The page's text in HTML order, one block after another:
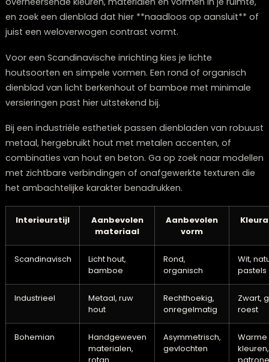
kleinere dienbladen of als onverwacht detail. Deze
als een ideaal blikvanger in een verder kalme
De opkomst van kleurverloop in dienbladontwerpen is
opvallend. Subtiele overgangen van lichte naar
schakeringen binnen dezelfde kleurenfamilie verlenen
dienbladen een eigentijdse, bijna kunstzinnige look.
Tenslotte zien we een heropleving van metallic
afwerkingen, echter in een matte of geborstelde
uitvoering. Brons, koper en goud in een ingetogen tint
voegen een vleugje luxe toe zonder te domineren,
voor dienbladen die zowel praktisch als sierlijk zijn.
Het perfecte dienblad kiezen dat bij je
interieurstijl past
Het vinden van het ideale dienblad begint met inzicht
persoonlijke interieurstijl. Analyseer kritisch de
overheersende kleuren, materialen en vormen in je
en zoek een dienblad dat hier **naadloos op
juist een weloverwogen contrast vormt.